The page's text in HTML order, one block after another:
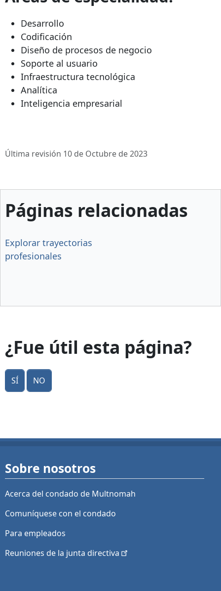
Desarrollo
Codificación
Diseño de procesos de negocio
Soporte al usuario
Infraestructura tecnológica
Analítica
Inteligencia empresarial
Última revisión 10 de Octubre de 2023
Páginas relacionadas
Explorar trayectorias
profesionales
¿Fue útil esta página?
Sí No
Sobre nosotros
Acerca del condado de Multnomah
Comuníquese con el condado
Para empleados
Reuniones de la junta directiva